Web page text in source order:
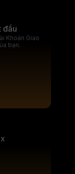
đầu
Khoản Giao
bạn.